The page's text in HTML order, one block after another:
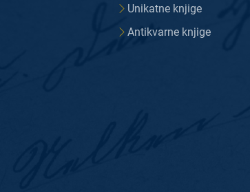
Unikatne knjige
Antikvarne knjige